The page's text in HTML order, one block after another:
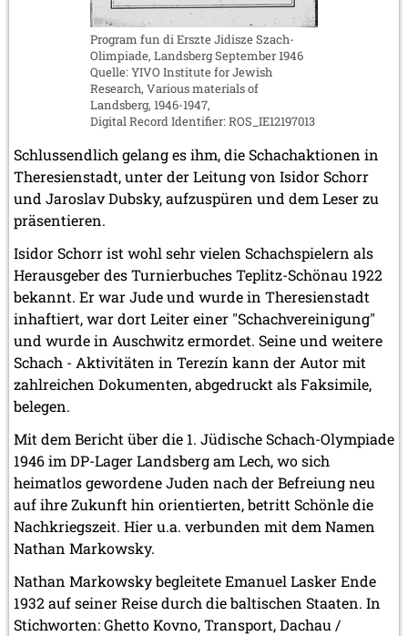
Program fun di Erszte Jidisze Szach-
Olimpiade, Landsberg September 1946
Quelle: YIVO Institute for Jewish
Research, Various materials of
Landsberg, 1946-1947,
Digital Record Identifier: ROS_IE12197013
Schlussendlich gelang es ihm, die Schachaktionen in
Theresienstadt, unter der Leitung von Isidor Schorr
und Jaroslav Dubsky, aufzuspüren und dem Leser zu
präsentieren.
Isidor Schorr ist wohl sehr vielen Schachspielern als
Herausgeber des Turnierbuches Teplitz-Schönau 1922
bekannt. Er war Jude und wurde in Theresienstadt
inhaftiert, war dort Leiter einer "Schachvereinigung"
und wurde in Auschwitz ermordet. Seine und weitere
Schach - Aktivitäten in Terezín kann der Autor mit
zahlreichen Dokumenten, abgedruckt als Faksimile,
belegen.
Mit dem Bericht über die 1. Jüdische Schach-Olympiade
1946 im DP-Lager Landsberg am Lech, wo sich
heimatlos gewordene Juden nach der Befreiung neu
auf ihre Zukunft hin orientierten, betritt Schönle die
Nachkriegszeit. Hier u.a. verbunden mit dem Namen
Nathan Markowsky.
Nathan Markowsky begleitete Emanuel Lasker Ende
1932 auf seiner Reise durch die baltischen Staaten. In
Stichworten: Ghetto Kovno, Transport, Dachau /